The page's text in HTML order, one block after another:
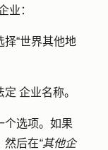
业：
择“世界其他地
定 企业名称。
个选项。如果
然后在“其他企